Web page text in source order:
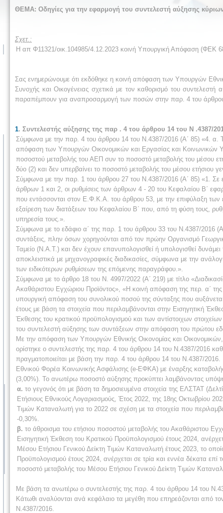
ΘΕΜΑ: Οδηγίες για την εφαρμογή του συντελεστή αύξησης
Σχετ.:
Η απ Φ11321/οικ.104985/4.12.2023 κοινή Υπουργική Απόφαση (ΦΕΚ
Σας ενημερώνουμε ότι εκδόθηκε η κοινή απόφαση των Υπουργών
Συνοχής και Οικογένειας σχετικά με τον καθορισμό του συντελεστή
παραπέμπουν για αναπροσαρμογή των ποσών στην παρ. 4 του άρθρου
1. Συντελεστής αύξησης της παρ . 4 του άρθρου 14 του Ν .4387/
Σύμφωνα με την παρ. 4 του άρθρου 14 του Ν.4387/2016 (Α΄ 85) «4. α.
απόφαση των Υπουργών Οικονομικών και Εργασίας και Κοινωνικών
ποσοστού μεταβολής του ΑΕΠ συν το ποσοστό μεταβολής του μέσου
δύο (2) και δεν υπερβαίνει το ποσοστό μεταβολής του μέσου ετήσιου
Σύμφωνα με την παρ. 1 του άρθρου 27 του Ν.4387/2016 (Α΄ 85) «1.
άρθρων 1 και 2, οι ρυθμίσεις των άρθρων 4 - 20 του Κεφαλαίου Β΄
που εντάσσονται στον Ε.Φ.Κ.Α. του άρθρου 53, με την επιφύλαξη
εξαίρεση των διατάξεων του Κεφαλαίου Β΄ που, από τη φύση τους,
υπηρεσία τους.».
Σύμφωνα με το εδάφιο α΄ της παρ. 1 του άρθρου 33 του Ν.4387/2016
συντάξεις, πλην όσων χορηγούνται από τον πρώην Οργανισμό
Ταμείο (Ν.Α.Τ.) και δεν έχουν επανυπολογισθεί ή υπολογισθεί
αποκλειστικά με μηχανογραφικές διαδικασίες, σύμφωνα με την
των ειδικότερων ρυθμίσεων της επόμενης παραγράφου.».
Σύμφωνα με το άρθρο 18 του Ν. 4997/2022 (Α΄ 219) με τίτλο
Ακαθάριστου Εγχώριου Προϊόντος», «Η κοινή απόφαση της περ. α΄
υπουργική απόφαση του συνολικού ποσού της σύνταξης που
έτους με βάση τα στοιχεία που περιλαμβάνονται στην Εισηγητική
Έκθεσης του κρατικού προϋπολογισμού και των αντίστοιχων
του συντελεστή αύξησης των συντάξεων στην απόφαση του πρώτου
Με την απόφαση των Υπουργών Εθνικής Οικονομίας και
ορίστηκε ο συντελεστής της παρ. 4 του άρθρου 14 του Ν.4387/2016
πραγματοποιείται με βάση την παρ. 4 του άρθρου 14 του Ν.4387/2016.
Εθνικού Φορέα Κοινωνικής Ασφάλισης (e-ΕΦΚΑ) με έναρξης
(3,00%). Το ανωτέρω ποσοστό αύξησης προκύπτει λαμβάνοντας
α. το γεγονός ότι με βάση τα δημοσιευμένα στοιχεία της ΕΛΣΤΑΤ
Ετήσιους Εθνικούς Λογαριασμούς, Έτος 2022, της 18ης Οκτωβρίου
Τιμών Καταναλωτή για το 2022 σε σχέση με τα στοιχεία που
-0,30%.
β. το άθροισμα του ετήσιου ποσοστού μεταβολής του Ακαθάριστου
Εισηγητική Έκθεση του Κρατικού Προϋπολογισμού έτους 2024,
Μέσου Ετήσιου Γενικού Δείκτη Τιμών Καταναλωτή έτους 2023, το
Προϋπολογισμού έτους 2024, ανέρχεται σε τρία και εννέα δέκατα
ποσοστό μεταβολής του Μέσου Ετήσιου Γενικού Δείκτη Τιμών
Με βάση τα ανωτέρω ο συντελεστής της παρ. 4 του άρθρου 14 του
Κάτωθι αναλύονται ανά κεφάλαιο τα μεγέθη που επηρεάζονται από
Ν.4387/2016.